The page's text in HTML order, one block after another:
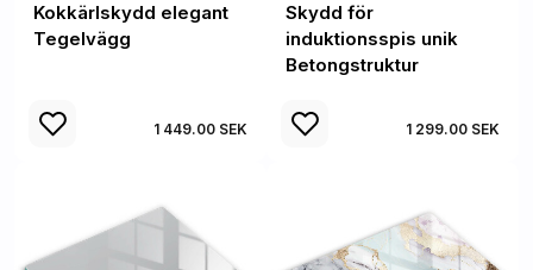
Kokkärlskydd elegant
Tegelvägg
1 449.00 SEK
Skydd för
induktionsspis unik
Betongstruktur
1 299.00 SEK